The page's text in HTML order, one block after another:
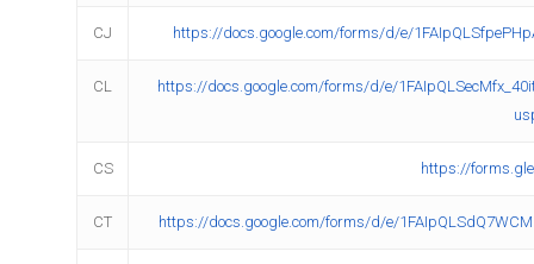
CJ https://docs.google.com/forms/d/e/
CL
https://docs.google.com/forms/d/e/
CS https://
CT https://docs.google.com/forms/d/e/